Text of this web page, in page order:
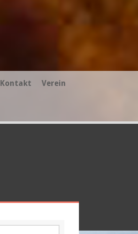
Kontakt Verein